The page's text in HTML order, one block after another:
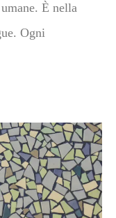
È nella
Ogni